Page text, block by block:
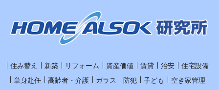
住み替え 新築 リフォーム 資産価値 賃貸 治安
住宅設備
単身赴任
高齢者・介護 ガラス 防犯 子ども
空き家管理